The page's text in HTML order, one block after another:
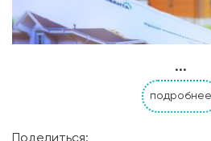
...
подробнее